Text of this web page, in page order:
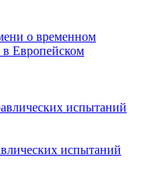
о временном
в Европейском
испытаний
испытаний